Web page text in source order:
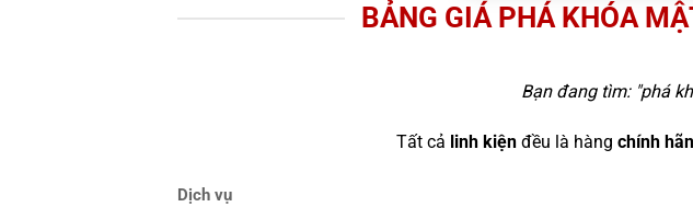
BẢNG GIÁ PHÁ KHÓA
Bạn đang tìm: "phá
Tất cả linh kiệnđều là hàng chính
Dịch vụ